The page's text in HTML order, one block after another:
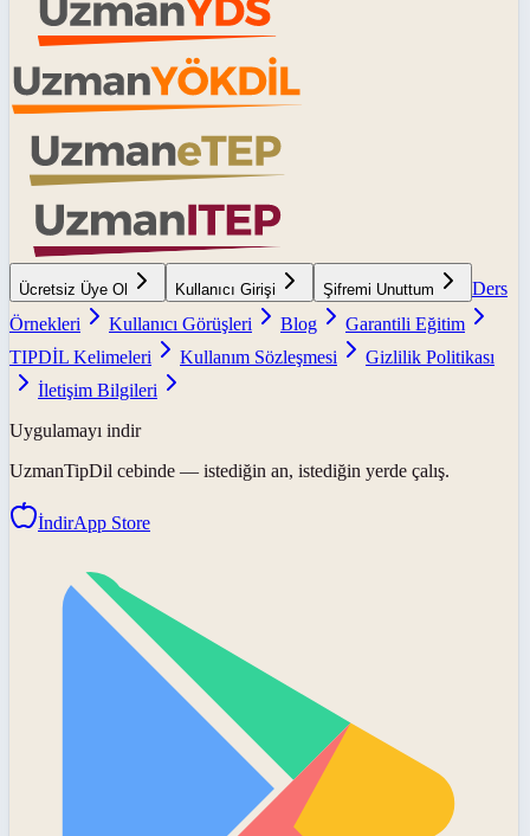
Ücretsiz Üye Ol Kullanıcı Girişi Şifremi Unuttum
Ders
Örnekleri
Kullanıcı Görüşleri Blog
Garantili Eğitim
TIPDİL Kelimeleri
Kullanım Sözleşmesi
Gizlilik Politikası
İletişim Bilgileri
Uygulamayı indir
UzmanTipDil cebinde — istediğin an, istediğin yerde çalış.
İndirApp Store